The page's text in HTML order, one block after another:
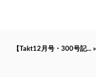
【Takt12月号・300号記... »